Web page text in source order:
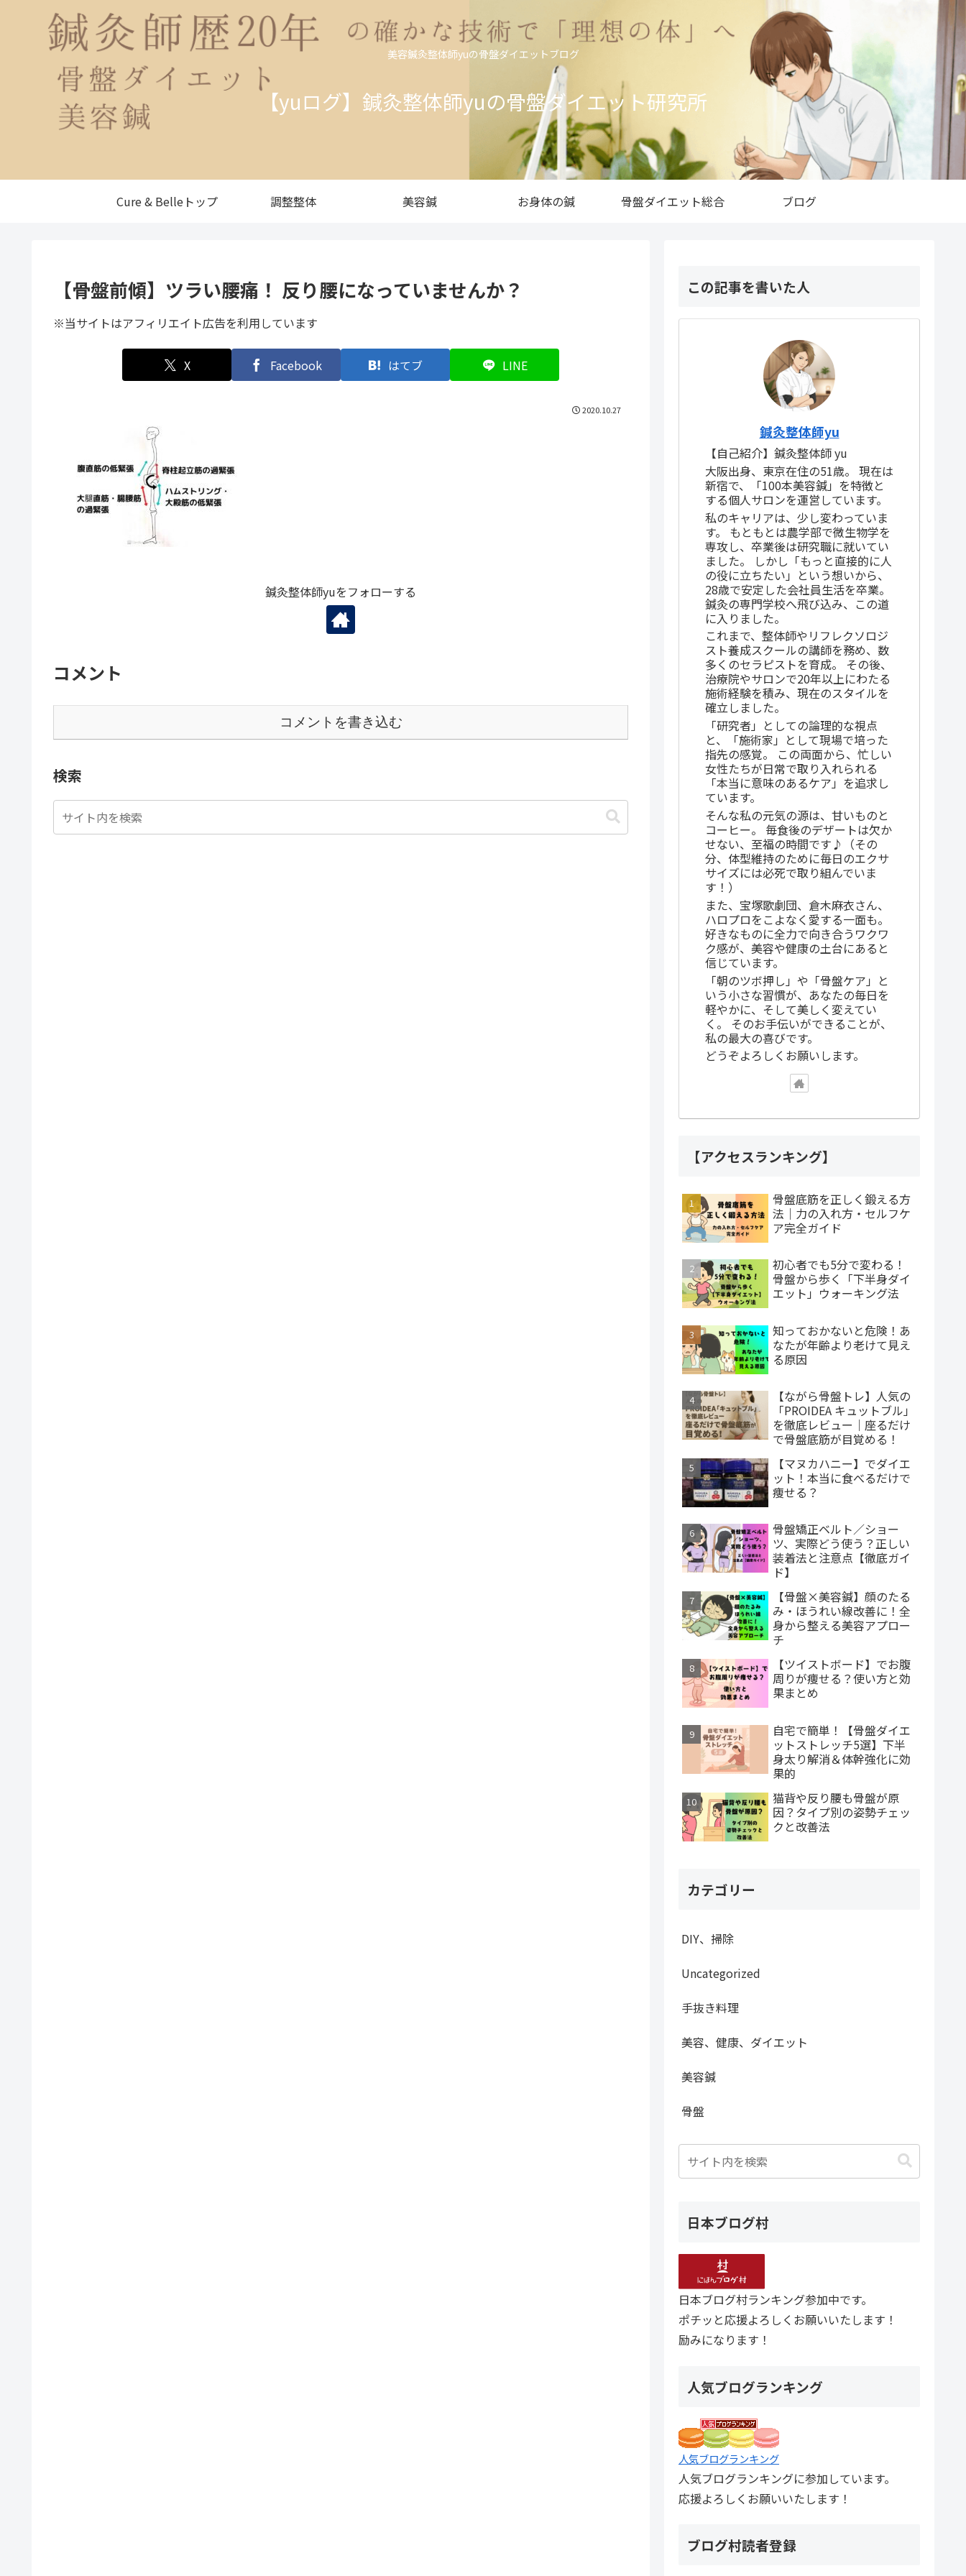
美容鍼灸整体師yuの骨盤ダイエットブログ
【yuログ】鍼灸整体師yuの骨盤ダイエット研究所
Cure & Belleトップ 調整整体 美容鍼 お身体の鍼 骨盤ダイエット総合 ブログ
【骨盤前傾】ツラい腰痛！ 反り腰になっていませんか？
※当サイトはアフィリエイト広告を利用しています
X Facebook はてブ LINE
2020.10.27
鍼灸整体師yuをフォローする
コメント
コメントを書き込む
検索
この記事を書いた人
鍼灸整体師yu
【自己紹介】鍼灸整体師 yu
大阪出身、東京在住の51歳。 現在は
新宿で、「100本美容鍼」を特徴と
する個人サロンを運営しています。
私のキャリアは、少し変わっていま
す。 もともとは農学部で微生物学を
専攻し、卒業後は研究職に就いてい
ました。 しかし「もっと直接的に人
の役に立ちたい」という想いから、
28歳で安定した会社員生活を卒業。
鍼灸の専門学校へ飛び込み、この道
に入りました。
これまで、整体師やリフレクソロジ
スト養成スクールの講師を務め、数
多くのセラピストを育成。 その後、
治療院やサロンで20年以上にわたる
施術経験を積み、現在のスタイルを
確立しました。
「研究者」としての論理的な視点
と、「施術家」として現場で培った
指先の感覚。 この両面から、忙しい
女性たちが日常で取り入れられる
「本当に意味のあるケア」を追求し
ています。
そんな私の元気の源は、甘いものと
コーヒー。 毎食後のデザートは欠か
せない、至福の時間です♪（その
分、体型維持のために毎日のエクサ
サイズには必死で取り組んでいま
す！）
また、宝塚歌劇団、倉木麻衣さん、
ハロプロをこよなく愛する一面も。
好きなものに全力で向き合うワクワ
ク感が、美容や健康の土台にあると
信じています。
「朝のツボ押し」や「骨盤ケア」と
いう小さな習慣が、あなたの毎日を
軽やかに、そして美しく変えてい
く。 そのお手伝いができることが、
私の最大の喜びです。
どうぞよろしくお願いします。
【アクセスランキング】
骨盤底筋を正しく鍛える方
法｜力の入れ方・セルフケ
ア完全ガイド
初心者でも5分で変わる！
骨盤から歩く「下半身ダイ
エット」ウォーキング法
知っておかないと危険！あ
なたが年齢より老けて見え
る原因
【ながら骨盤トレ】人気の
「PROIDEA キュットブル」
を徹底レビュー｜座るだけ
で骨盤底筋が目覚める！
【マヌカハニー】でダイエ
ット！本当に食べるだけで
痩せる？
骨盤矯正ベルト／ショー
ツ、実際どう使う？正しい
装着法と注意点【徹底ガイ
ド】
【骨盤×美容鍼】顔のたる
み・ほうれい線改善に！全
身から整える美容アプロー
チ
【ツイストボード】でお腹
周りが痩せる？使い方と効
果まとめ
自宅で簡単！【骨盤ダイエ
ットストレッチ5選】下半
身太り解消＆体幹強化に効
果的
猫背や反り腰も骨盤が原
因？タイプ別の姿勢チェッ
クと改善法
カテゴリー
DIY、掃除
Uncategorized
手抜き料理
美容、健康、ダイエット
美容鍼
骨盤
日本ブログ村
日本ブログ村ランキング参加中です。
ポチッと応援よろしくお願いいたします！
励みになります！
人気ブログランキング
人気ブログランキング
人気ブログランキングに参加しています。
応援よろしくお願いいたします！
ブログ村読者登録